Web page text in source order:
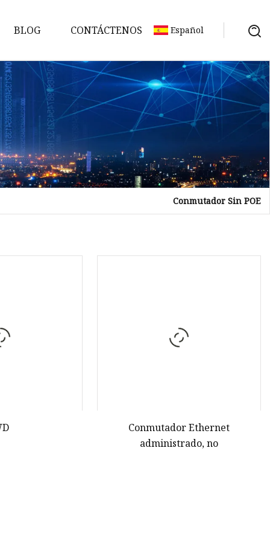
BLOG CONTÁCTENOS Español
Conmutador Sin POE
Conmutador Ethernet
administrado, no